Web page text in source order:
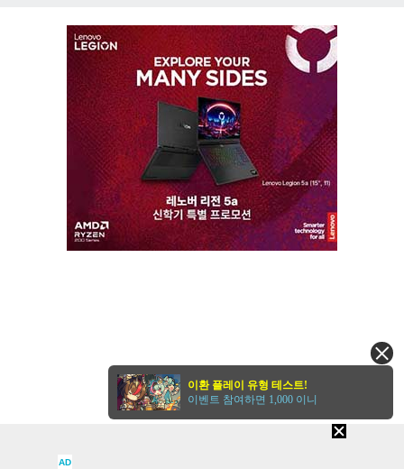
AD
이환 플레이 유형 테스트!
이벤트 참여하면 1,000 이니